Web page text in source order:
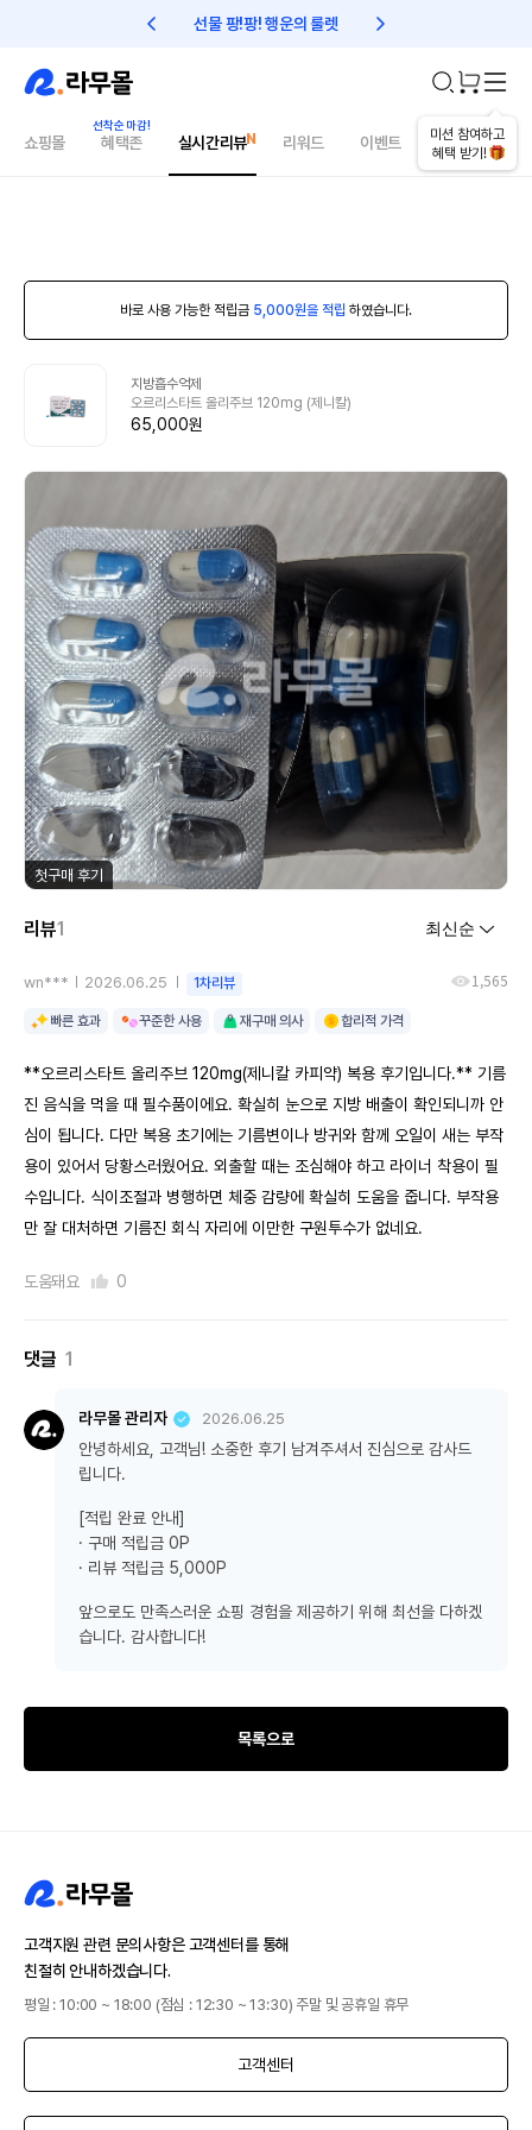
선물 팡!팡! 행운의 룰렛 친구초대 1만원 리워드!
미션 참여하고
혜택 받기!
쇼핑몰 혜택존 실시간리뷰 리워드 이벤트 건강매거진
바로 사용 가능한 적립금 5,000원을 적립 하였습니다.
지방흡수억제
오르리스타트 올리주브 120mg (제니칼)
65,000원
첫구매 후기
리뷰1
wn*** 2026.06.25 1차리뷰 1,565
빠른 효과 꾸준한 사용 재구매 의사 합리적 가격
**오르리스타트 올리주브 120mg(제니칼 카피약) 복용 후기입니다.** 기름
진 음식을 먹을 때 필수품이에요. 확실히 눈으로 지방 배출이 확인되니까 안
심이 됩니다. 다만 복용 초기에는 기름변이나 방귀와 함께 오일이 새는 부작
용이 있어서 당황스러웠어요. 외출할 때는 조심해야 하고 라이너 착용이 필
수입니다. 식이조절과 병행하면 체중 감량에 확실히 도움을 줍니다. 부작용
만 잘 대처하면 기름진 회식 자리에 이만한 구원투수가 없네요.
도움돼요 0
댓글 1
라무몰 관리자 2026.06.25
안녕하세요, 고객님! 소중한 후기 남겨주셔서 진심으로 감사드
립니다.
[적립 완료 안내]
· 구매 적립금 0P
· 리뷰 적립금 5,000P
앞으로도 만족스러운 쇼핑 경험을 제공하기 위해 최선을 다하겠
습니다. 감사합니다!
목록으로
고객지원 관련 문의사항은 고객센터를 통해
친절히 안내하겠습니다.
평일 : 10:00 ~ 18:00 (점심 : 12:30 ~ 13:30) 주말 및 공휴일 휴무
고객센터